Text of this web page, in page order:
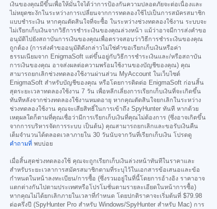
เงินของคุณมีขึ้นเพื่อให้มั่นใจได้ว่าการป้องกันความปลอดภัยจะต่อเนื่องและ
ไม่หยุดชะงักในระหว่างการเปลี่ยนจากการทดลองใช้ไปเป็นการสมัครสมาชิก
แบบชำระเงิน หากคุณตัดสินใจที่จะซื้อ ในระหว่างช่วงทดลองใช้งาน ระบบจะ
ไม่เรียกเก็บเงินจากวิธีการชำระเงินของคุณล่วงหน้า แม้ว่าอาจมีการส่งคำขอ
อนุมัติไปยังสถาบันการเงินของคุณเพื่อตรวจสอบว่าวิธีการชำระเงินของคุณ
ถูกต้อง (การส่งคำขออนุมัติดังกล่าวไม่ใช่คำขอเรียกเก็บเงินหรือค่า
ธรรมเนียมจาก EnigmaSoft แต่ขึ้นอยู่กับวิธีการชำระเงินและ/หรือสถาบัน
การเงินของคุณ อาจส่งผลต่อความพร้อมใช้งานของบัญชีของคุณ) คุณ
สามารถยกเลิกช่วงทดลองใช้งานผ่านส่วน MyAccount ในเว็บไซต์
EnigmaSoft สำหรับบัญชีของคุณ หรือโดยการติดต่อ EnigmaSoft ก่อนสิ้น
สุดระยะเวลาทดลองใช้งาน 7 วัน เพื่อหลีกเลี่ยงการเรียกเก็บเงินที่จะเกิดขึ้น
ทันทีหลังจากช่วงทดลองใช้งานหมดอายุ หากคุณตัดสินใจยกเลิกในระหว่าง
ช่วงทดลองใช้งาน คุณจะเสียสิทธิ์ในการเข้าถึง SpyHunter ทันที หากด้วย
เหตุผลใดก็ตามที่คุณเชื่อว่ามีการเรียกเก็บเงินที่คุณไม่ต้องการ (ซึ่งอาจเกิดขึ้น
จากการบริหารจัดการระบบ เป็นต้น) คุณสามารถยกเลิกและขอรับเงินคืน
เต็มจำนวนได้ตลอดเวลาภายใน 30 วันนับจากวันที่เรียกเก็บเงิน โปรดดู
คำถามที่ พบบ่อย
เมื่อสิ้นสุดช่วงทดลองใช้ คุณจะถูกเรียกเก็บเงินล่วงหน้าทันทีในราคาและ
สำหรับระยะเวลาการสมัครสมาชิกตามที่ระบุไว้ในเอกสารข้อเสนอและข้อ
กำหนดในหน้าลงทะเบียน/การซื้อ (ซึ่งรวมอยู่ในที่นี้โดยการอ้างอิง ราคาอาจ
แตกต่างกันไปตามประเทศหรือโปรโมชั่นตามรายละเอียดในหน้าการซื้อ)
หากคุณไม่ได้ยกเลิกภายในเวลาที่กำหนด โดยปกติราคาจะเริ่มต้นที่ $79.98
ต่อครึ่งปี (SpyHunter Pro สำหรับ Windows/SpyHunter สำหรับ Mac) การ